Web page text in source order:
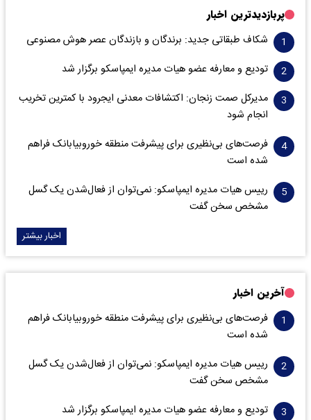
پربازدیدترین اخبار
شکاف طبقاتی جدید: برندگان و بازندگان عصر هوش مصنوعی
تودیع و معارفه عضو هیات مدیره ایمپاسکو برگزار شد
مدیرکل صمت زنجان: اکتشافات معدنی ایجرود با کمترین تخریب
انجام شود
فرصت‌های بی‌نظیری برای پیشرفت منطقه خوروبیابانک فراهم
شده است
رییس هیات مدیره ایمپاسکو: نمی‌توان از فعال‌شدن یک گسل
مشخص سخن گفت
اخبار بیشتر
آخرین اخبار
فرصت‌های بی‌نظیری برای پیشرفت منطقه خوروبیابانک فراهم
شده است
رییس هیات مدیره ایمپاسکو: نمی‌توان از فعال‌شدن یک گسل
مشخص سخن گفت
تودیع و معارفه عضو هیات مدیره ایمپاسکو برگزار شد